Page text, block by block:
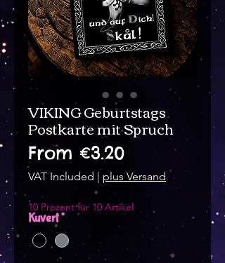
VIKING Geburtstags
Postkarte mit Spruch
From €3.20Sale
Price
VAT Included | plus Versand
10 Prozent für 10 Artikel
Kuvert*